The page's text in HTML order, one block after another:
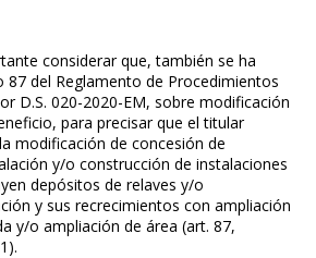
considerar que, también se ha
del Reglamento de Procedimientos
D.S. 020-2020-EM, sobre modificación
para precisar que el titular
modificación de concesión de
y/o construcción de instalaciones
depósitos de relaves y/o
y sus recrecimientos con ampliación
y/o ampliación de área (art. 87,